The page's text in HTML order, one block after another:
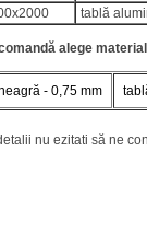
tablă
alege
- 0,75 mm
nu ezitati să ne